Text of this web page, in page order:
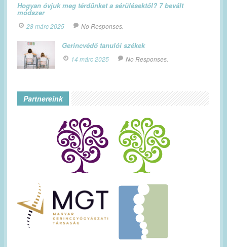
Hogyan óvjuk meg térdünket a sérülésektől? 7 bevált
módszer
28 márc 2025 No Responses.
Gerincvédő tanulói székek
14 márc 2025 No Responses.
Partnereink